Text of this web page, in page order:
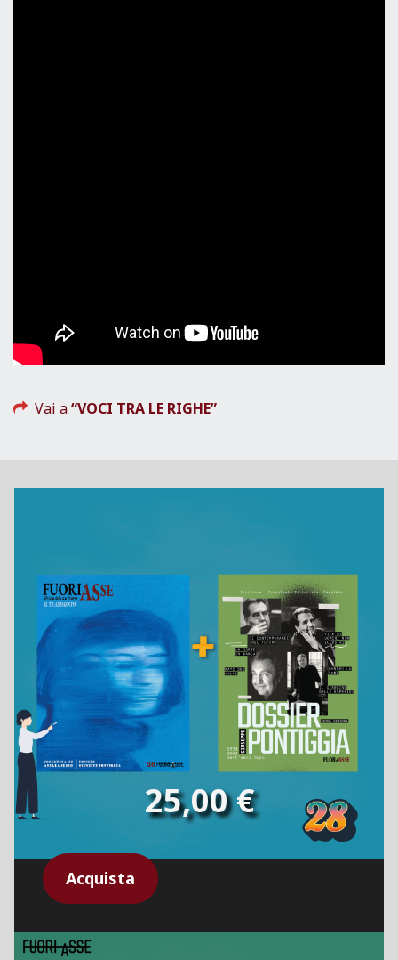
Vai a“VOCI TRA LE RIGHE”
25,00 €
Acquista